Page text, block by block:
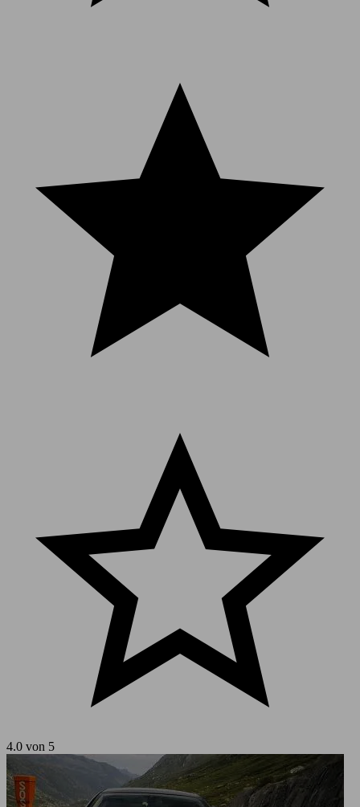
4.0 von 5